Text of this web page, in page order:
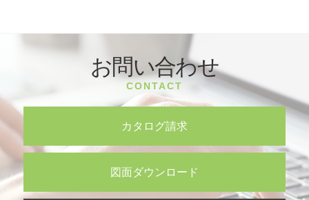
お問い合わせ
CONTACT
カタログ請求
図面ダウンロード